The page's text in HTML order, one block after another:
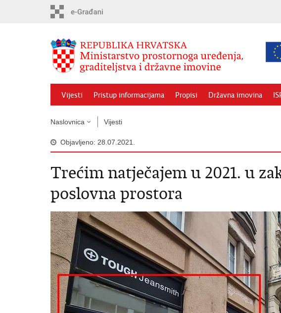
Vijesti Pristup informacijama Propisi Državna imovina
Naslovnica Vijesti
Objavljeno: 28.07.2021.
Trećim natječajem u 2021. u
poslovna prostora